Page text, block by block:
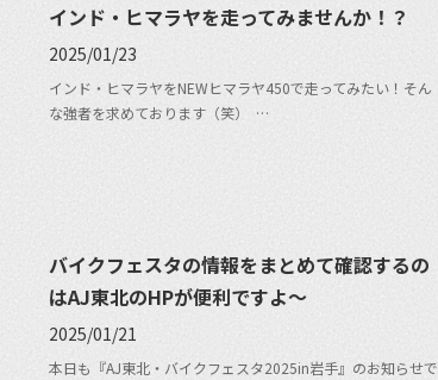
インド・ヒマラヤを走ってみませんか！？
2025/01/23
インド・ヒマラヤをNEWヒマラヤ450で走ってみたい！そん
な強者を求めております（笑） …
バイクフェスタの情報をまとめて確認するの
はAJ東北のHPが便利ですよ〜
2025/01/21
本日も『AJ東北・バイクフェスタ2025in岩手』のお知らせで